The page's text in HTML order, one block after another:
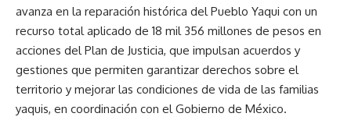
avanza en la reparación histórica del Pueblo Yaqui con un
recurso total aplicado de 18 mil 356 millones de pesos en
acciones del Plan de Justicia, que impulsan acuerdos y
gestiones que permiten garantizar derechos sobre el
territorio y mejorar las condiciones de vida de las familias
yaquis, en coordinación con el Gobierno de México.